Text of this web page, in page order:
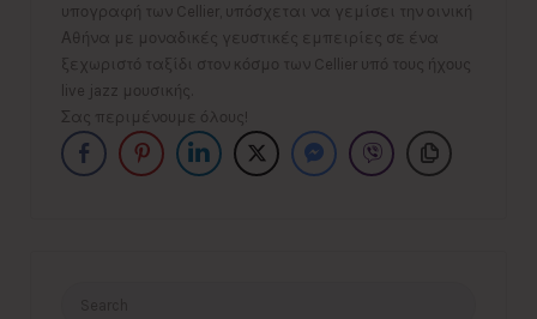
υπογραφή των Cellier, υπόσχεται να γεμίσει την οινική
Αθήνα με μοναδικές γευστικές εμπειρίες σε ένα
ξεχωριστό ταξίδι στον κόσμο των Cellier υπό τους ήχους
live jazz μουσικής.
Σας περιμένουμε όλους!